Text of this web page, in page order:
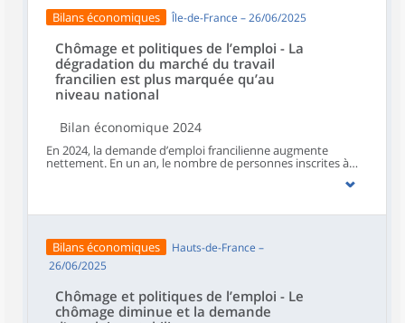
professionnelle des personnes en difficulté ou éloignées du
marché du travail. Toutefois, le nombre de personnes
Bilans économiques Île-de-France – 26/06/2025
Chômage et politiques de l’emploi - La
dégradation du marché du travail
francilien est plus marquée qu’au
niveau national
Bilan économique 2024
En 2024, la demande d’emploi francilienne augmente
nettement. En un an, le nombre de personnes inscrites à
France Travail et tenues de rechercher un emploi
elles, 625 380 personnes sont sans emploi (catégorie A) et
des hausses respectives de 5,0 % et 2,4 %. Le taux de
chômage francilien est quasi stable au quatrième trimestre
et s’élève à 7,0 % de la population active.
Bilans économiques
Hauts-de-France –
26/06/2025
Chômage et politiques de l’emploi - Le
chômage diminue et la demande